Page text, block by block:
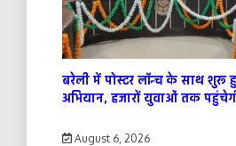
बरेली में पोस्टर लॉन्च के साथ शुरू
अभियान, हजारों युवाओं तक
August 6, 2026